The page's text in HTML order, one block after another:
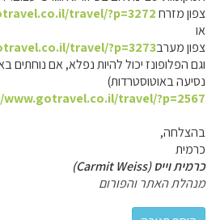
צפון מזרחtravel/?p=3272
או
צפון מערבtravel/?p=3273
וגם הפלופונז יכול להיות נפלא, אם נוחתים
נסיעה באוטוסטרדות)
travel/?p=2567
בהצלחה,
כרמית
כרמית וייס (Carmit Weiss)
מנהלת האתר והפורום